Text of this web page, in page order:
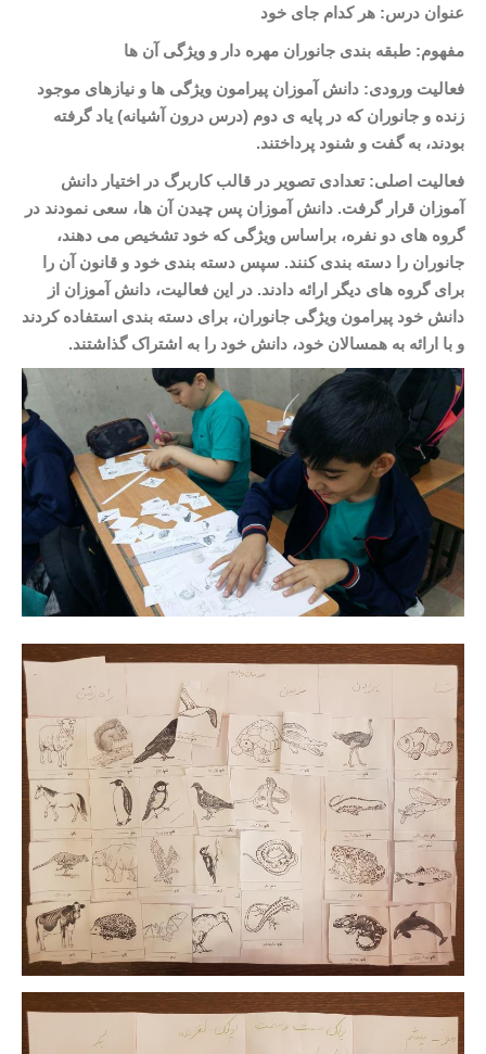
عنوان درس: هر کدام جای خود
مفهوم: طبقه بندی جانوران مهره دار و ویژگی آن ها
فعالیت ورودی: دانش آموزان پیرامون ویژگی ها و نیازهای موجود
زنده و جانوران که در پایه ی دوم (درس درون آشیانه) یاد گرفته
بودند، به گفت و شنود پرداختند.
فعالیت اصلی: تعدادی تصویر در قالب کاربرگ در اختیار دانش
آموزان قرار گرفت. دانش آموزان پس چیدن آن ها، سعی نمودند در
گروه های دو نفره، براساس ویژگی که خود تشخیص می دهند،
جانوران را دسته بندی کنند. سپس دسته بندی خود و قانون آن را
برای گروه های دیگر ارائه دادند. در این فعالیت، دانش آموزان از
دانش خود پیرامون ویژگی جانوران، برای دسته بندی استفاده کردند
و با ارائه به همسالان خود، دانش خود را به اشتراک گذاشتند.